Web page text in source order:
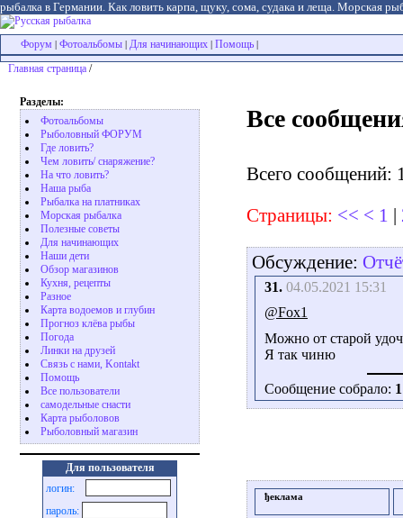
рыбалка в Германии. Как ловить карпа, щуку, сома, судака и леща. Морская
Форум Фотоальбомы Для начинающих Помощь
Главная страница /
Разделы:
Фотоальбомы
Рыболовный ФОРУМ
Где ловить?
Чем ловить/ снаряжение?
На что ловить?
Наша рыба
Рыбалка на платниках
Морская рыбалка
Полезные советы
Для начинающих
Наши дети
Обзор магазинов
Кухня, рецепты
Разное
Карта водоемов и глубин
Прогноз клёва рыбы
Погода
Линки на друзей
Связь с нами, Kontakt
Помощь
Все пользователи
самодельные снасти
Карта рыболовов
Рыболовный магазин
Для пользователя
логин:
пароль:
Все
Всего сообщений:
Страницы: << < 1
Обсуждение:
31. 04.05.2021 15:31
@Fox1
Можно от старой
Я так чиню
Сообщение собрало: 1
ђеклама